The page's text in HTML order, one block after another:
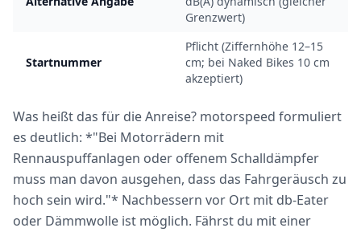
Grenzwert)
Startnummer
Pflicht (Ziffernhöhe 12–15
cm; bei Naked Bikes 10 cm
akzeptiert)
Was heißt das für die Anreise? motorspeed formuliert
es deutlich: *"Bei Motorrädern mit
Rennauspuffanlagen oder offenem Schalldämpfer
muss man davon ausgehen, dass das Fahrgeräusch zu
hoch sein wird."* Nachbessern vor Ort mit db-Eater
oder Dämmwolle ist möglich. Fährst du mit einer